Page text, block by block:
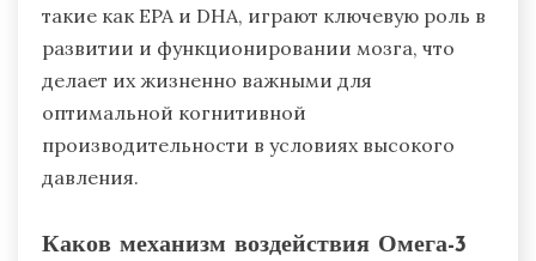
такие как EPA и DHA, играют ключевую роль в
развитии и функционировании мозга, что
делает их жизненно важными для
оптимальной когнитивной
производительности в условиях высокого
давления.
Каков механизм воздействия Омега-3